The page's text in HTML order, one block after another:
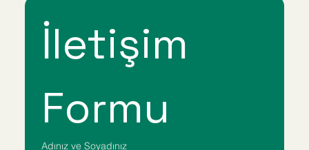
İletişim
Formu
Adınız ve Soyadınız